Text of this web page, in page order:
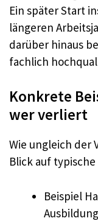
Ein später Start
längeren
darüber hinaus
fachlich
Konkrete
wer verliert
Wie ungleich der
Blick auf
Beispiel